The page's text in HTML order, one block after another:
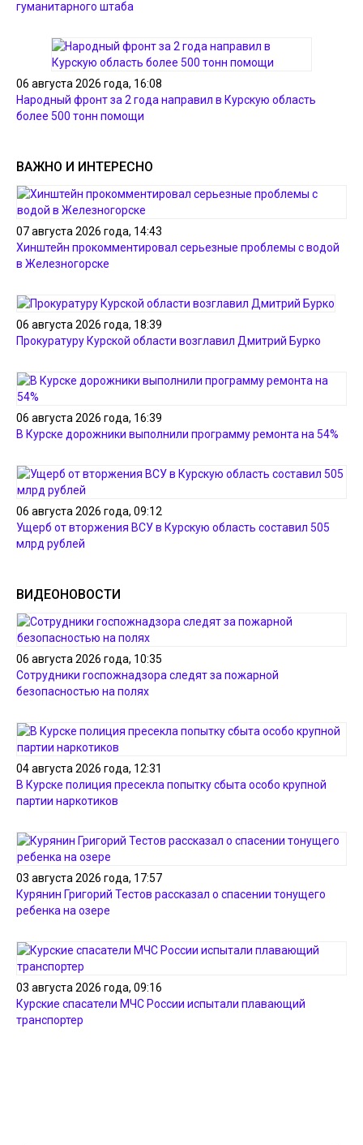
гуманитарного штаба
06 августа 2026 года, 16:08
Народный фронт за 2 года направил в Курскую область
более 500 тонн помощи
ВАЖНО И ИНТЕРЕСНО
07 августа 2026 года, 14:43
Хинштейн прокомментировал серьезные проблемы с водой
в Железногорске
06 августа 2026 года, 18:39
Прокуратуру Курской области возглавил Дмитрий Бурко
06 августа 2026 года, 16:39
В Курске дорожники выполнили программу ремонта на 54%
06 августа 2026 года, 09:12
Ущерб от вторжения ВСУ в Курскую область составил 505
млрд рублей
ВИДЕОНОВОСТИ
06 августа 2026 года, 10:35
Сотрудники госпожнадзора следят за пожарной
безопасностью на полях
04 августа 2026 года, 12:31
В Курске полиция пресекла попытку сбыта особо крупной
партии наркотиков
03 августа 2026 года, 17:57
Курянин Григорий Тестов рассказал о спасении тонущего
ребенка на озере
03 августа 2026 года, 09:16
Курские спасатели МЧС России испытали плавающий
транспортер